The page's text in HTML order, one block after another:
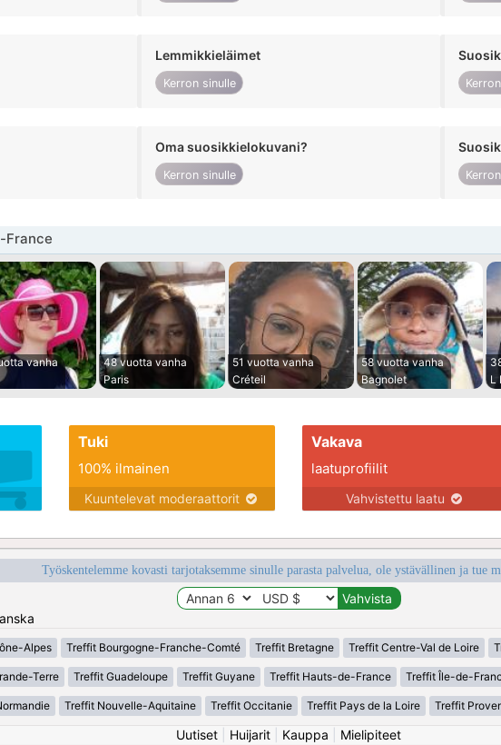
Lemmikkieläimet
Kerron sinulle
Oma suosikkielokuvani?
Kerron sinulle
France
vanha
48 vuotta vanha
Paris
51 vuotta vanha
Créteil
58 vuotta vanha
Bagnolet
L
Tuki
100% ilmainen
Kuuntelevat moderaattorit
Vakava
laatuprofiilit
Vahvistettu laatu
Työskentelemme kovasti tarjotaksemme sinulle parasta palvelua, ole ystävällinen ja tue
Alpes Treffit Bourgogne-Franche-Comté Treffit Bretagne Treffit Centre-Val de Loire
Terre Treffit Guadeloupe Treffit Guyane Treffit Hauts-de-France Treffit Île-de-
Treffit Nouvelle-Aquitaine Treffit Occitanie Treffit Pays de la Loire Treffit
Uutiset Huijarit Kauppa Mielipiteet